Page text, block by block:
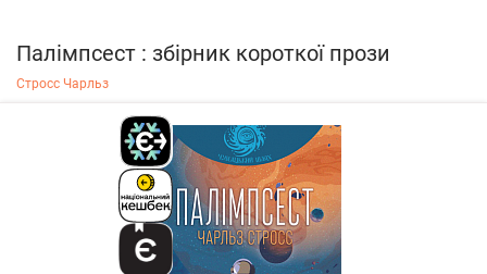
Палімпсест : збірник короткої прози
Стросс Чарльз